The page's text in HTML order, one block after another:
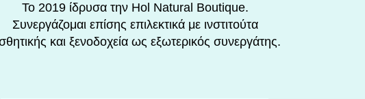
Το 2019 ίδρυσα την Hol Natural Boutique.
Συνεργάζομαι επίσης επιλεκτικά με ινστιτούτα
και ξενοδοχεία ως εξωτερικός συνεργάτης.